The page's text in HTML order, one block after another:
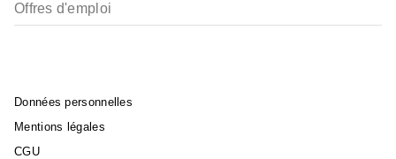
Offres d'emploi
Données personnelles
Mentions légales
CGU